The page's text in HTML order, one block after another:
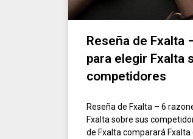
Reseña de Fxalta
para elegir Fxalta
competidores
Reseña de Fxalta – 6
Fxalta sobre sus
de Fxalta comparará